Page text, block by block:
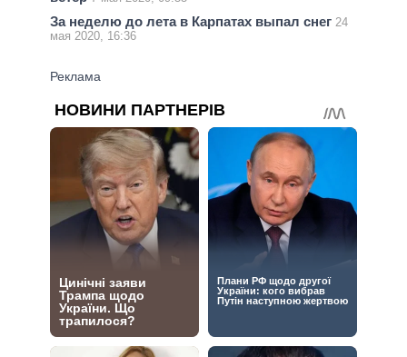
За неделю до лета в Карпатах выпал снег 24
мая 2020, 16:36